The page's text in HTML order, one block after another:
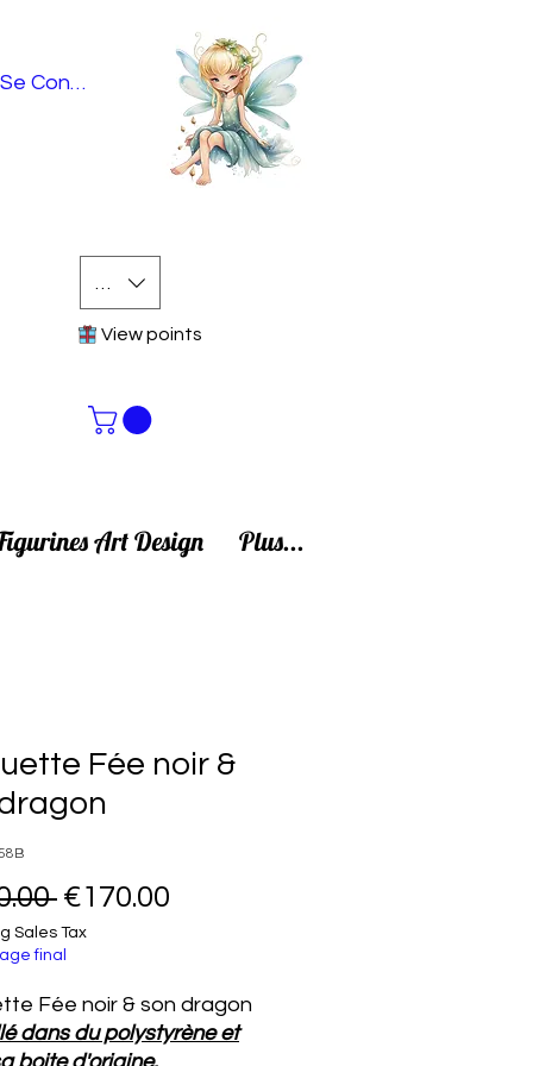
Se Connecter
EUR (€)
View points
Art Design Plus...
Fée noir &
Regular Price
€170.00
Sales Tax
final
Fée noir & son dragon
dans du polystyrène et